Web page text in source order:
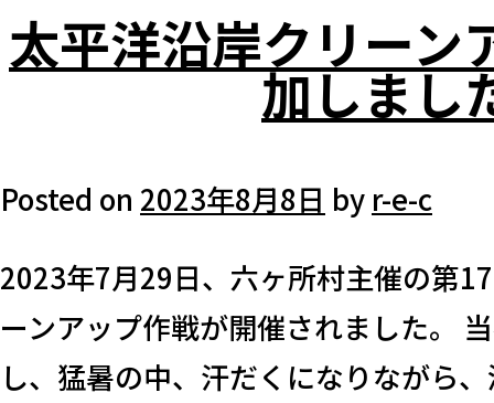
太平洋沿岸クリーン
加しまし
Posted on 2023年8月8日 by r-e-c
2023年7月29日、六ヶ所村主催の第
ーンアップ作戦が開催されました。
し、猛暑の中、汗だくになりながら